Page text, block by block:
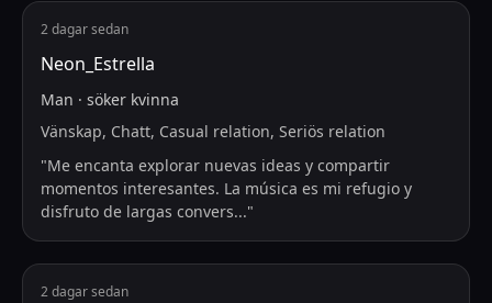
2 dagar sedan
Neon_Estrella
Man · söker kvinna
Vänskap, Chatt, Casual relation, Seriös relation
"Me encanta explorar nuevas ideas y compartir
momentos interesantes. La música es mi refugio y
disfruto de largas convers..."
2 dagar sedan